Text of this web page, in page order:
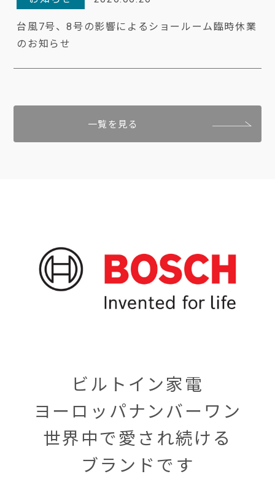
台風7号、8号の影響によるショールーム臨時休業
のお知らせ
一覧を見る
ビルトイン家電
ヨーロッパナンバーワン
世界中で愛され続ける
ブランドです